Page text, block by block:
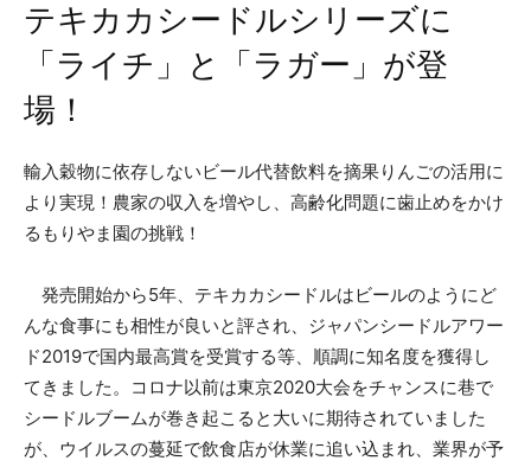
テキカカシードルシリーズに
「ライチ」と「ラガー」が登
場！
輸入穀物に依存しないビール代替飲料を摘果りんごの活用に
より実現！農家の収入を増やし、高齢化問題に歯止めをかけ
るもりやま園の挑戦！
発売開始から5年、テキカカシードルはビールのようにど
んな食事にも相性が良いと評され、ジャパンシードルアワー
ド2019で国内最高賞を受賞する等、順調に知名度を獲得し
てきました。コロナ以前は東京2020大会をチャンスに巷で
シードルブームが巻き起こると大いに期待されていました
が、ウイルスの蔓延で飲食店が休業に追い込まれ、業界が予